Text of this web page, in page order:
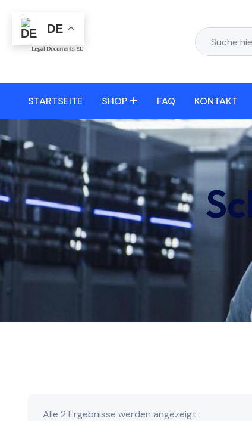
STARTSEITE SHOP FAQ KONTAKT
Alle 2 Ergebnisse werden angezeigt
DE